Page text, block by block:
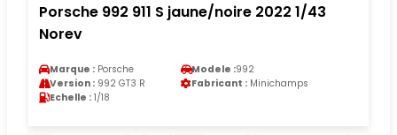
Porsche 992 911 S jaune/noire 2022 1/43
Norev
Marque : Porsche Modele :992
Version : 992 GT3 R Fabricant : Minichamps
Echelle : 1/18